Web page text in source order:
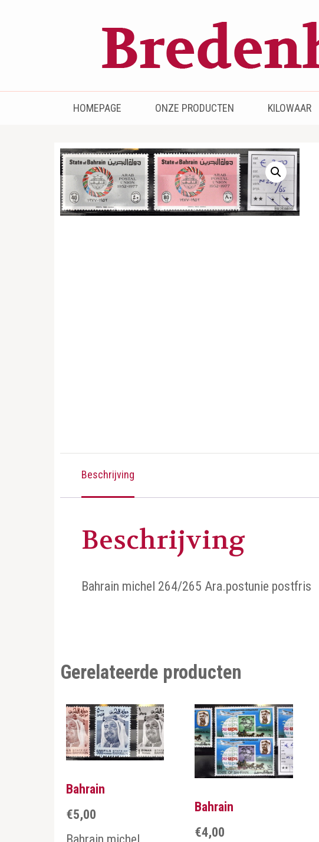
Bredenhof
Postzegels en munten
HOMEPAGE ONZE PRODUCTEN KILOWAAR
Beschrijving
Beschrijving
Bahrain michel 264/265 Ara.postunie postfris
Gerelateerde producten
Bahrain
€5,00
Bahrain
€4,00